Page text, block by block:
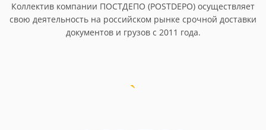
Коллектив компании ПОСТДЕПО (POSTDEPO) осуществляет
свою деятельность на российском рынке срочной доставки
документов и грузов с 2011 года.